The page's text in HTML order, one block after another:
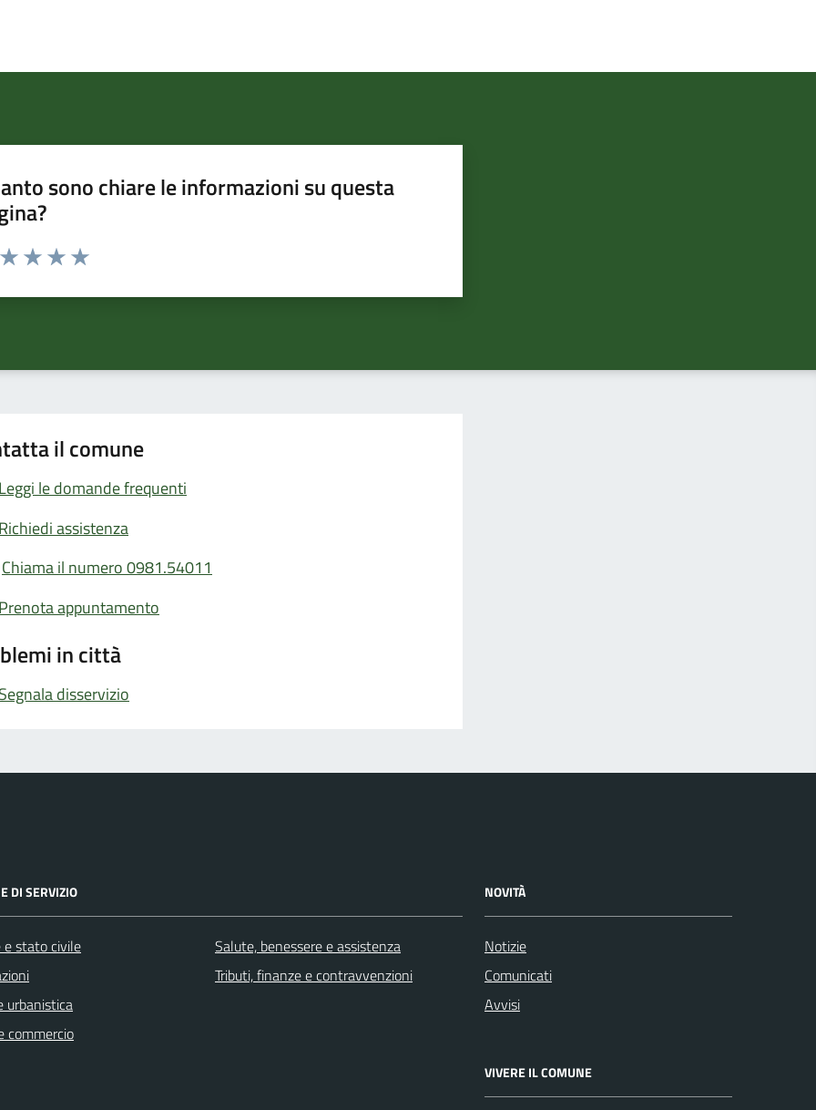
sono chiare le informazioni su questa
da 1 a 5 stelle la pagina
il comune
Leggi le domande frequenti
Richiedi assistenza
Chiama il numero 0981.54011
Prenota appuntamento
in città
Segnala disservizio
DI SERVIZIO
e stato civile
urbanistica
commercio
Salute, benessere e assistenza
Tributi, finanze e contravvenzioni
NOVITÀ
Notizie
Comunicati
Avvisi
VIVERE IL COMUNE